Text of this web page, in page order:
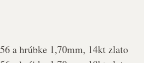
a hrúbke 1,70mm, 14kt zlato